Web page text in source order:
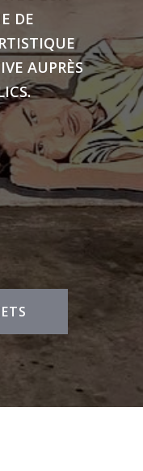
DE
AUPRÈS